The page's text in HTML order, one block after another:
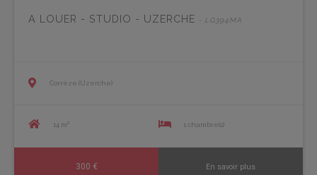
A LOUER - STUDIO - UZERCHE - LG394MA
Corrèze (Uzerche)
14 m² 1 chambre(s)
300 € En savoir plus